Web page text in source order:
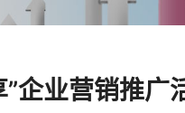
企业营销推广